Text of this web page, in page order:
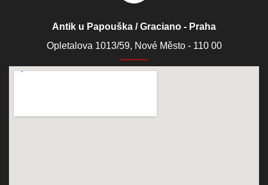
Antik u Papouška / Graciano - Praha
Opletalova 1013/59, Nové Město - 110 00